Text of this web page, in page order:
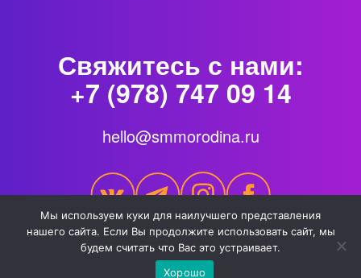
Свяжитесь с нами:
+7 (978) 747 09 14
hello@smmorodina.ru
© 2026 SMMorodina | Все права защищены
Мы используем куки для наилучшего представления
нашего сайта. Если Вы продолжите использовать сайт, мы
будем считать что Вас это устраивает.
Хорошо